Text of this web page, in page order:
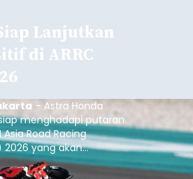
Lanjutkan
di ARRC
– Astra Honda
menghadapi putaran
Road Racing
2026 yang akan
Mandalika
Nusa Tenggara